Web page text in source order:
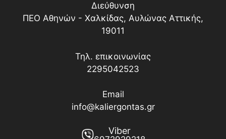
Διεύθυνση
ΠΕΟ Αθηνών - Χαλκίδας, Αυλώνας Αττικής,
19011
Τηλ. επικοινωνίας
2295042523
Email
info@kaliergontas.gr
Viber